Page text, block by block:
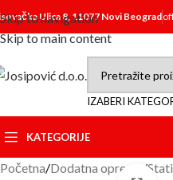
Skip to navigation
Skip to main content
Ulica 8, 11077 Novi Beograd
IZABERI
KATEGORIJE
Početna/Dodatna oprema /